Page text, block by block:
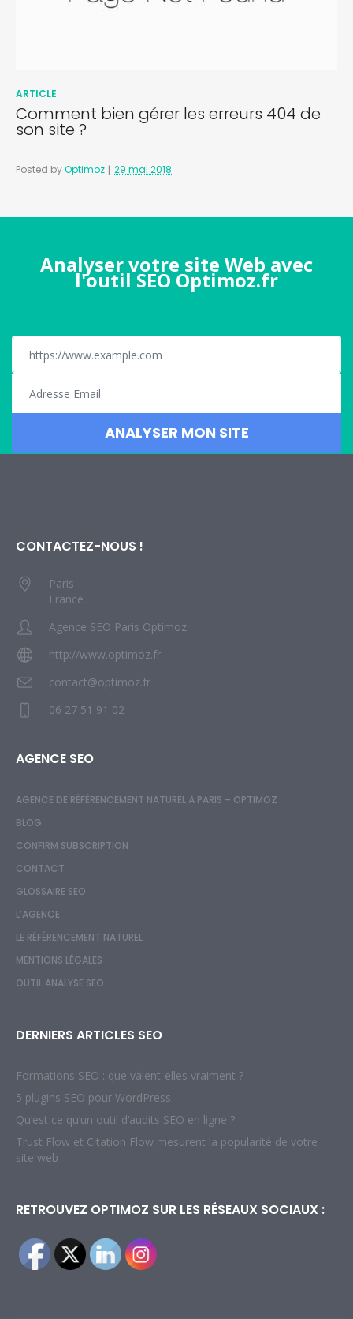
ARTICLE
Comment bien gérer les erreurs 404 de
son site ?
Posted byOptimoz 29 mai 2018
Analyser votre site Web avec
l'outil SEO Optimoz.fr
CONTACTEZ-NOUS !
Paris
France
Agence SEO Paris Optimoz
http://www.optimoz.fr
contact@optimoz.fr
06 27 51 91 02
AGENCE SEO
AGENCE DE RÉFÉRENCEMENT NATUREL À PARIS – OPTIMOZ
BLOG
CONFIRM SUBSCRIPTION
CONTACT
GLOSSAIRE SEO
L’AGENCE
LE RÉFÉRENCEMENT NATUREL
MENTIONS LÉGALES
OUTIL ANALYSE SEO
DERNIERS ARTICLES SEO
Formations SEO : que valent-elles vraiment ?
5 plugins SEO pour WordPress
Qu’est ce qu’un outil d’audits SEO en ligne ?
Trust Flow et Citation Flow mesurent la popularité de votre
site web
RETROUVEZ OPTIMOZ SUR LES RÉSEAUX SOCIAUX :